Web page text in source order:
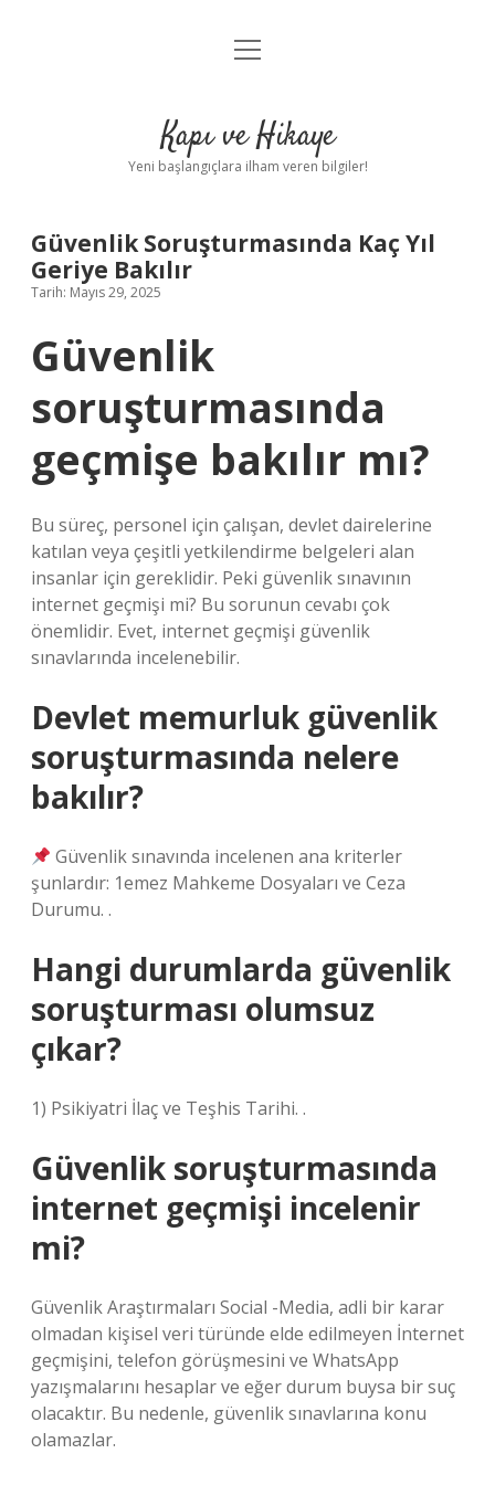
Anasayfa
Yasal Uyarı
menüyü
Kapı ve Hikaye
Yeni başlangıçlara ilham veren bilgiler!
Güvenlik Soruşturmasında Kaç Yıl
Geriye Bakılır
Tarih: Mayıs 29, 2025
Güvenlik
soruşturmasında
geçmişe bakılır mı?
Bu süreç, personel için çalışan, devlet dairelerine
katılan veya çeşitli yetkilendirme belgeleri alan
insanlar için gereklidir. Peki güvenlik sınavının
internet geçmişi mi? Bu sorunun cevabı çok
önemlidir. Evet, internet geçmişi güvenlik
sınavlarında incelenebilir.
Devlet memurluk güvenlik
soruşturmasında nelere
bakılır?
Güvenlik sınavında incelenen ana kriterler
şunlardır: 1emez Mahkeme Dosyaları ve Ceza
Durumu. .
Hangi durumlarda güvenlik
soruşturması olumsuz
çıkar?
1) Psikiyatri İlaç ve Teşhis Tarihi. .
Güvenlik soruşturmasında
internet geçmişi incelenir
mi?
Güvenlik Araştırmaları Social -Media, adli bir karar
olmadan kişisel veri türünde elde edilmeyen İnternet
geçmişini, telefon görüşmesini ve WhatsApp
yazışmalarını hesaplar ve eğer durum buysa bir suç
olacaktır. Bu nedenle, güvenlik sınavlarına konu
olamazlar.